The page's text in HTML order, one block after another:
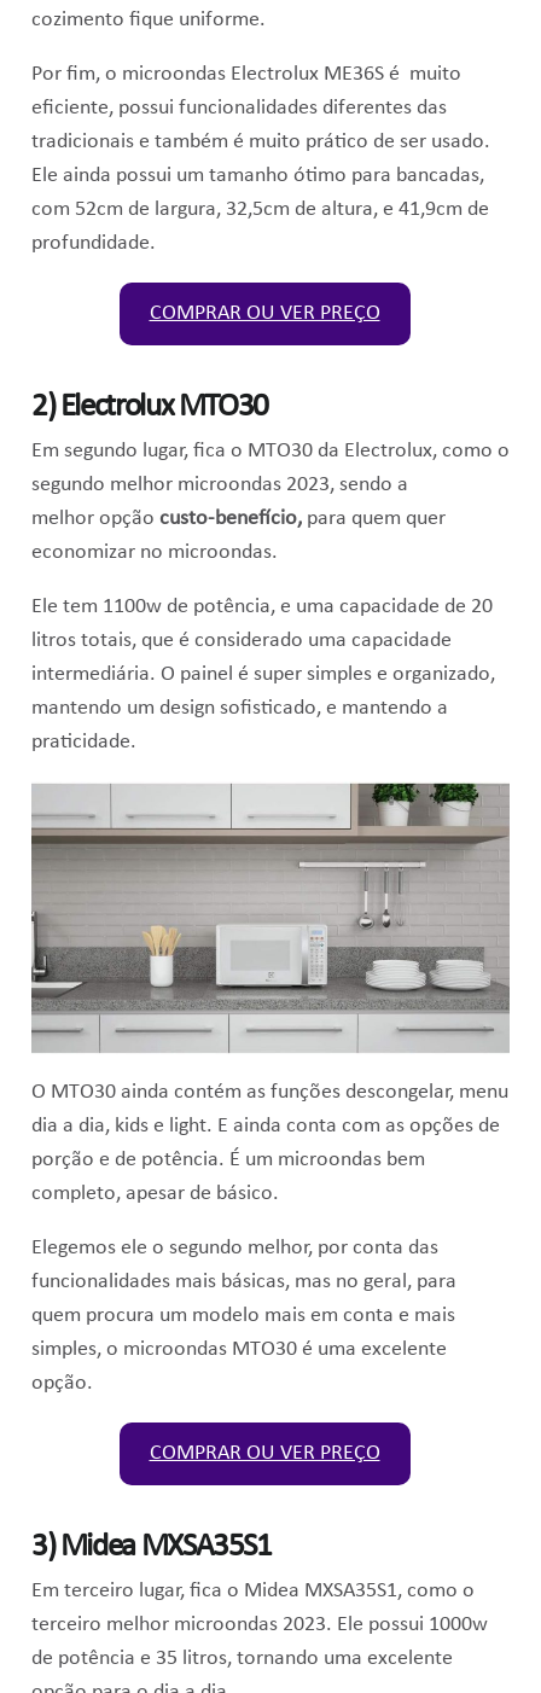
cozimento fique uniforme.
Por fim, o microondas Electrolux ME36S é muito
eficiente, possui funcionalidades diferentes das
tradicionais e também é muito prático de ser usado.
Ele ainda possui um tamanho ótimo para bancadas,
com 52cm de largura, 32,5cm de altura, e 41,9cm de
profundidade.
COMPRAR OU VER PREÇO
2) Electrolux MTO30
Em segundo lugar, fica o MTO30 da Electrolux, como o
segundo melhor microondas 2023, sendo a
melhoropção custo-benefício, para quem quer
economizar no microondas.
Ele tem 1100w de potência, e uma capacidade de 20
litros totais, que é considerado uma capacidade
intermediária. O painel é super simples e organizado,
mantendo um design sofisticado, e mantendo a
praticidade.
O MTO30 ainda contém as funções descongelar, menu
dia a dia, kids e light. E ainda conta com as opções de
porção e de potência. É um microondas bem
completo, apesar de básico.
Elegemos ele o segundo melhor, por conta das
funcionalidades mais básicas, mas no geral, para
quem procura um modelo mais em conta e mais
simples, o microondas MTO30 é uma excelente
opção.
COMPRAR OU VER PREÇO
3) Midea MXSA35S1
Em terceiro lugar, fica o Midea MXSA35S1, como o
terceiro melhor microondas 2023. Ele possui 1000w
de potência e 35 litros, tornando uma excelente